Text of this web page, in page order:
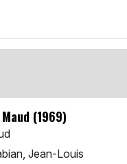
(1969)
Jean-Louis